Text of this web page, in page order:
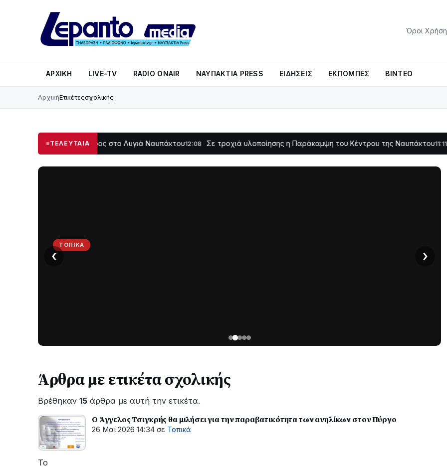
Όροι
ΑΡΧΙΚΉ LIVE-TV RADIO ONAIR ΝΑΥΠΑΚΤΊΑ PRESS ΕΙΔΉΣΕΙΣ ΕΚΠΟΜΠΈΣ ΒΊΝΤΕΟ
ΑρχικήΕτικέτεςσχολικής
ΤΕΛΕΥΤΑΙΑ
μεγάλο μέρος στο Λυγιά Ναυπάκτου12:08 Σε τροχιά υλοποίησης η Παράκαμψη του Κέντρου της Ναυπάκτου11:11 Σε φουλ
ΤΟΠΙΚΆ
Στο
Λυγιά
περιοχές
περίπου
ώρες
–
Σε
εξέλιξη
οι
‹ ›
Άρθρα με ετικέτα σχολικής
Βρέθηκαν 15 άρθρα με αυτή την ετικέτα.
Ο Άγγελος Τσιγκρής θα μιλήσει για την παραβατικότητα των ανηλίκων στον Πύργο
26 Μαϊ 2026 14:34 σε Τοπικά
Το